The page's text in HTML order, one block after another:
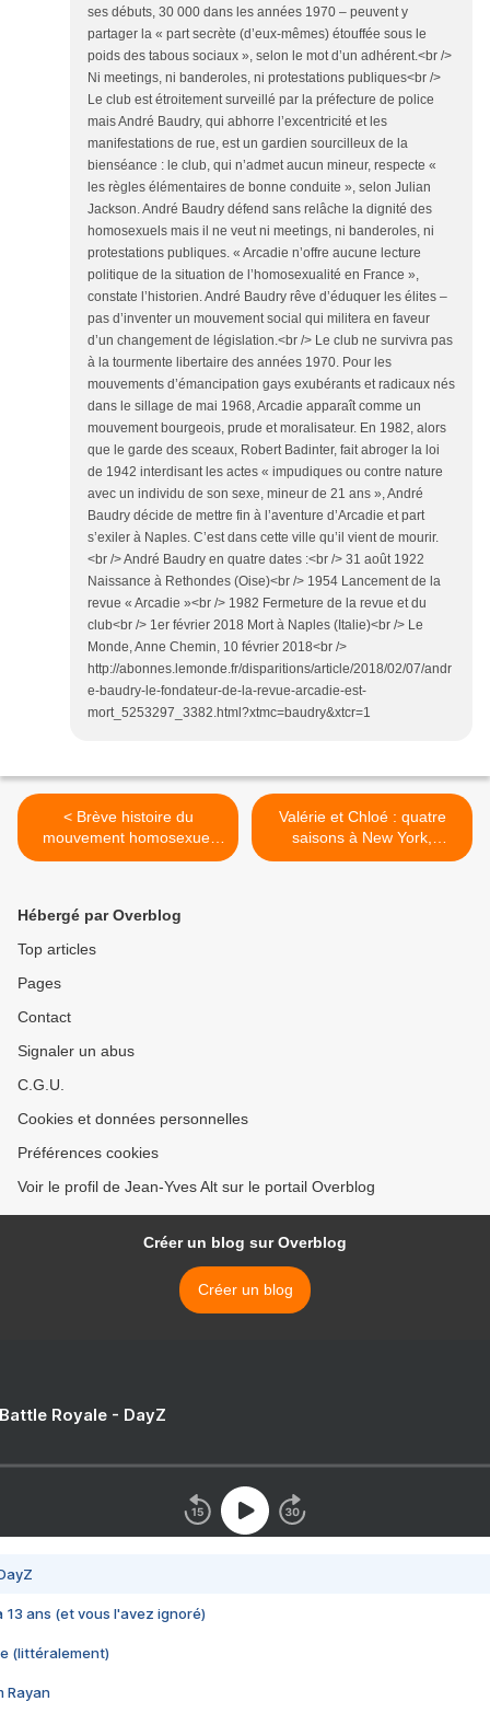
ses débuts, 30 000 dans les années 1970 – peuvent y
partager la « part secrète (d’eux-mêmes) étouffée sous le
poids des tabous sociaux », selon le mot d’un adhérent.<br />
Ni meetings, ni banderoles, ni protestations publiques<br />
Le club est étroitement surveillé par la préfecture de police
mais André Baudry, qui abhorre l’excentricité et les
manifestations de rue, est un gardien sourcilleux de la
bienséance : le club, qui n’admet aucun mineur, respecte «
les règles élémentaires de bonne conduite », selon Julian
Jackson. André Baudry défend sans relâche la dignité des
homosexuels mais il ne veut ni meetings, ni banderoles, ni
protestations publiques. « Arcadie n’offre aucune lecture
politique de la situation de l’homosexualité en France »,
constate l’historien. André Baudry rêve d’éduquer les élites –
pas d’inventer un mouvement social qui militera en faveur
d’un changement de législation.<br /> Le club ne survivra pas
à la tourmente libertaire des années 1970. Pour les
mouvements d’émancipation gays exubérants et radicaux nés
dans le sillage de mai 1968, Arcadie apparaît comme un
mouvement bourgeois, prude et moralisateur. En 1982, alors
que le garde des sceaux, Robert Badinter, fait abroger la loi
de 1942 interdisant les actes « impudiques ou contre nature
avec un individu de son sexe, mineur de 21 ans », André
Baudry décide de mettre fin à l’aventure d’Arcadie et part
s’exiler à Naples. C’est dans cette ville qu’il vient de mourir.
<br /> André Baudry en quatre dates :<br /> 31 août 1922
Naissance à Rethondes (Oise)<br /> 1954 Lancement de la
revue « Arcadie »<br /> 1982 Fermeture de la revue et du
club<br /> 1er février 2018 Mort à Naples (Italie)<br /> Le
Monde, Anne Chemin, 10 février 2018<br />
http://abonnes.lemonde.fr/disparitions/article/2018/02/07/andr
e-baudry-le-fondateur-de-la-revue-arcadie-est-
mort_5253297_3382.html?xtmc=baudry&xtcr=1
< Brève histoire du
mouvement homosexuel
français (3)
Valérie et Chloé : quatre
saisons à New York,
Déborath Hautzig (1982) >
Hébergé par Overblog
Top articles
Pages
Contact
Signaler un abus
C.G.U.
Cookies et données personnelles
Préférences cookies
Voir le profil de Jean-Yves Alt sur le portail Overblog
Créer un blog sur Overblog
Créer un blog
Royale - DayZ
13 ans (et vous l'avez ignoré)
(littéralement)
Rayan